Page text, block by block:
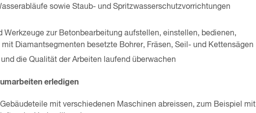
sowie Staub- und Spritzwasserschutzvorrichtungen
Werkzeuge zur Betonbearbeitung aufstellen, einstellen, bedienen,
Diamantsegmenten besetzte Bohrer, Fräsen, Seil- und Kettensägen
die Qualität der Arbeiten laufend überwachen
erledigen
mit verschiedenen Maschinen abreissen, zum Beispiel mit